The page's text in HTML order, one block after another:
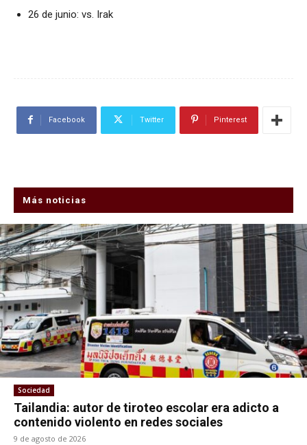
26 de junio: vs. Irak
Facebook Twitter Pinterest
Más noticias
Sociedad
Tailandia: autor de tiroteo escolar era adicto a
contenido violento en redes sociales
9 de agosto de 2026